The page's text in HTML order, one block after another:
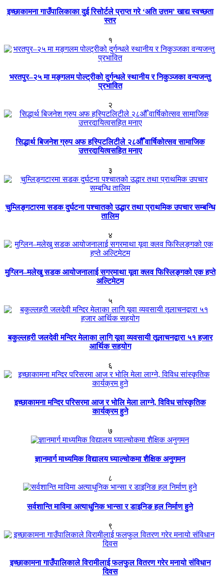
इच्छाकामना गाउँपालिकाका दुई रिसोर्टले प्राप्त गरे ‘अति उत्तम’ खाद्य स्वच्छता
स्तर
१
भरतपुर–२५ मा मङ्गलम पोल्ट्रीको दुर्गन्धले स्थानीय र निकुञ्जका वन्यजन्तु
प्रभावित
२
सिद्धार्थ बिजनेश ग्रुप अफ हस्पिटलिटीले २८औँ वार्षिकोत्सव सामाजिक
उत्तरदायित्वसहित मनाए
३
चुम्लिङ्गटारमा सडक दुर्घटना पश्चातको उद्धार तथा प्राथमिक उपचार सम्बन्धि
तालिम
४
मुग्लिन–मलेखु सडक आयोजनालाई सगरमाथा यूवा क्लव फिस्लिङ्गको एक हप्ते
अल्टिमेटम
५
बकुल्लहरी जलदेवी मन्दिर मेलाका लागि यूवा व्यवसायी तूलाचनद्वारा ५१ हजार
आर्थिक सहयोग
६
इच्छाकामना मन्दिर परिसरमा आज र भोलि मेला लाग्ने, विविध सांस्कृतिक
कार्यक्रम हुने
७
ज्ञानमार्ग माध्यमिक विद्यालय घ्याल्चोकमा शैक्षिक अनुगमन
८
सर्वशान्ति माविमा अत्याधुनिक भान्सा र डाइनिङ हल निर्माण हुने
९
इच्छाकामना गाउँपालिकाले विरामीलाई फलफुल वितरण गरेर मनायो संविधान
दिवस